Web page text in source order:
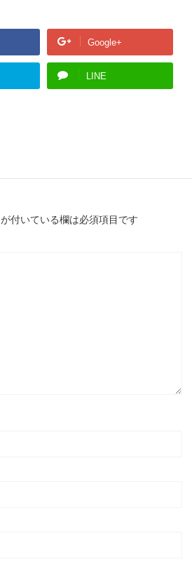
Google+
LINE
が付いている欄は必須項目です